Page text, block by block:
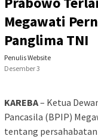
Megawati
Panglima TNI
Penulis Website
Desember 3
KAREBA– Ketua
Pancasila (BPIP)
tentang